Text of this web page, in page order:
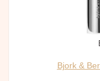
Bjork &